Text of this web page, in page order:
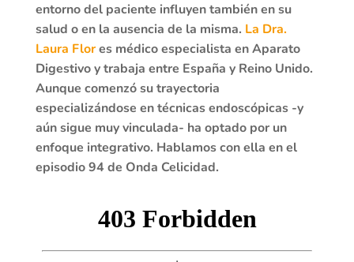
entorno del paciente influyen también en su
salud o en la ausencia de la misma. La Dra.
Laura Flores médico especialista en Aparato
Digestivo y trabaja entre España y Reino Unido.
Aunque comenzó su trayectoria
especializándose en técnicas endoscópicas -y
aún sigue muy vinculada- ha optado por un
enfoque integrativo. Hablamos con ella en el
episodio 94 de Onda Celicidad.